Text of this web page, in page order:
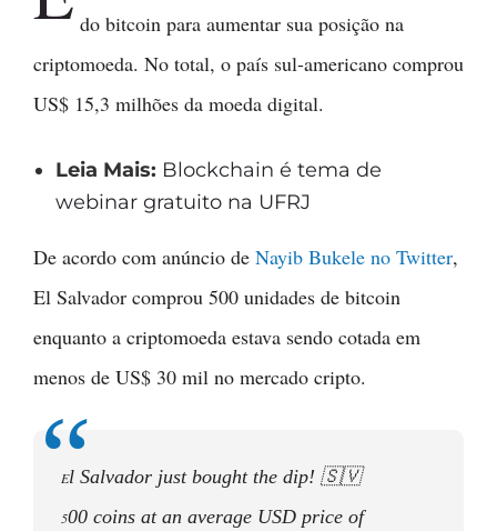
do bitcoin para aumentar sua posição na
criptomoeda. No total, o país sul-americano comprou
US$ 15,3 milhões da moeda digital.
Leia Mais: Blockchain é tema de
webinar gratuito na UFRJ
De acordo com anúncio de Nayib Bukele no Twitter,
El Salvador comprou 500 unidades de bitcoin
enquanto a criptomoeda estava sendo cotada em
menos de US$ 30 mil no mercado cripto.
El Salvador just bought the dip! 🇸🇻
500 coins at an average USD price of